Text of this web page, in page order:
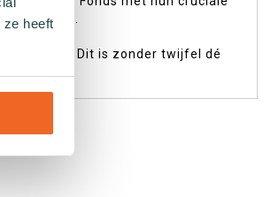
ze heeft
terug! Dit is zonder twijfel dé